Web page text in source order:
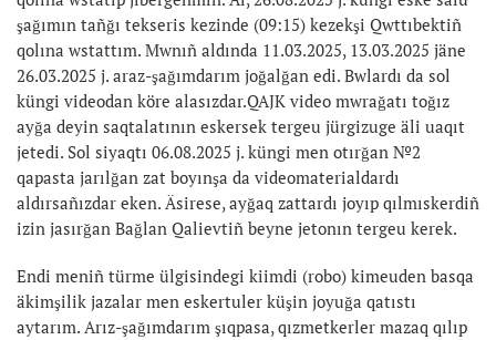
şağımın tañğı tekseris kezinde (09:15) kezekşi Qwttıbektiñ
qolına wstattım. Mwnıñ aldında 11.03.2025, 13.03.2025 jäne
26.03.2025 j. araz-şağımdarım joğalğan edi. Bwlardı da sol
küngi videodan köre alasızdar.QAJK video mwrağatı toğız
ayğa deyin saqtalatının eskersek tergeu jürgizuge äli uaqıt
jetedi. Sol siyaqtı 06.08.2025 j. küngi men otırğan №2
qapasta jarılğan zat boyınşa da videomaterialdardı
aldırsañızdar eken. Äsirese, ayğaq zattardı joyıp qılmıskerdiñ
izin jasırğan Bağlan Qalievtiñ beyne jetonın tergeu kerek.
Endi meniñ türme ülgisindegi kiimdi (robo) kimeuden basqa
äkimşilik jazalar men eskertuler küşin joyuğa qatıstı
aytarım. Arız-şağımdarım şıqpasa, qızmetkerler mazaq qılıp